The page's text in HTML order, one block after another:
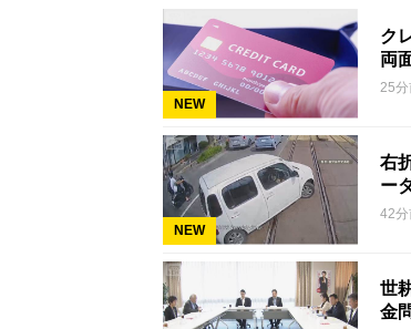
NEW
ク
両
25分
NEW
右
ー
42分
世
金